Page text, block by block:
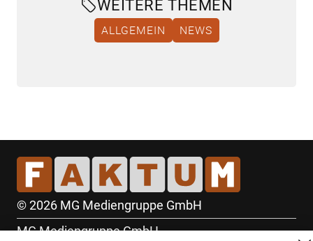
WEITERE THEMEN
ALLGEMEIN NEWS
© 2026 MG Mediengruppe GmbH
MG Mediengruppe GmbH